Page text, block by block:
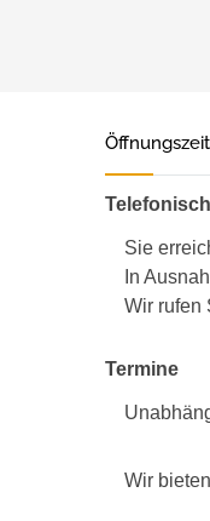
Telefonisch
Sie
In
Wir rufen
Termine
Wir